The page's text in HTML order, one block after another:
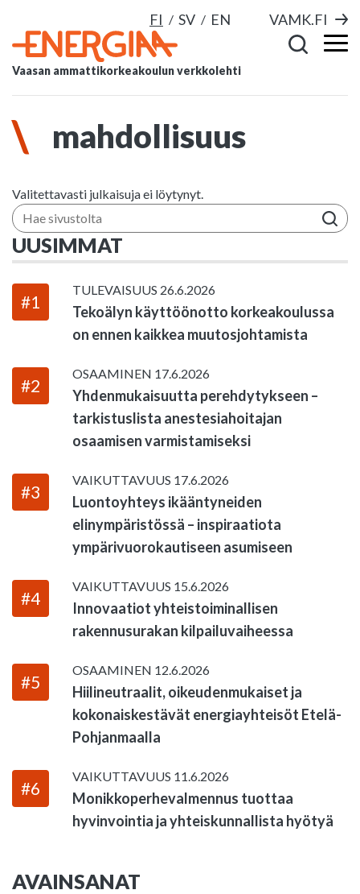
FI SV EN VAMK.FI
Vaasan ammattikorkeakoulun verkkolehti
mahdollisuus
Valitettavasti julkaisuja ei löytynyt.
Hae sivustolta
UUSIMMAT
#1
TULEVAISUUS 26.6.2026
Tekoälyn käyttöönotto korkeakoulussa
on ennen kaikkea muutosjohtamista
#2
OSAAMINEN 17.6.2026
Yhdenmukaisuutta perehdytykseen –
tarkistuslista anestesiahoitajan
osaamisen varmistamiseksi
#3
VAIKUTTAVUUS 17.6.2026
Luontoyhteys ikääntyneiden
elinympäristössä – inspiraatiota
ympärivuorokautiseen asumiseen
#4
VAIKUTTAVUUS 15.6.2026
Innovaatiot yhteistoiminallisen
rakennusurakan kilpailuvaiheessa
#5
OSAAMINEN 12.6.2026
Hiilineutraalit, oikeudenmukaiset ja
kokonaiskestävät energiayhteisöt Etelä-
Pohjanmaalla
#6
VAIKUTTAVUUS 11.6.2026
Monikkoperhevalmennus tuottaa
hyvinvointia ja yhteiskunnallista hyötyä
AVAINSANAT